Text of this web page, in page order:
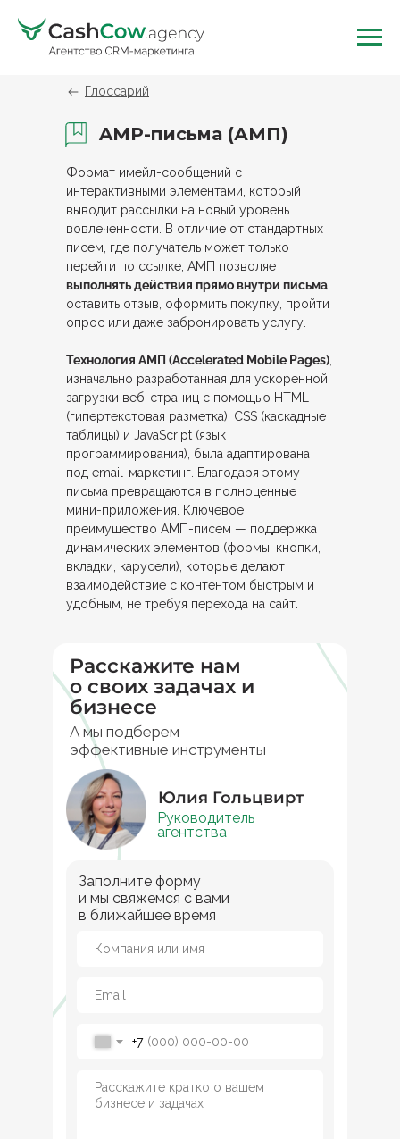
AMP-письма (АМП)
Формат имейл-сообщений с
интерактивными элементами, который
выводит рассылки на новый уровень
вовлеченности. В отличие от стандартных
писем, где получатель может только
перейти по ссылке, АМП позволяет
выполнять действия прямо внутри письма:
оставить отзыв, оформить покупку, пройти
опрос или даже забронировать услугу.
Технология АМП (Accelerated Mobile Pages)
изначально разработанная для ускоренной
загрузки веб-страниц с помощью HTML
(гипертекстовая разметка), CSS (каскадные
таблицы) и JavaScript (язык
программирования), была адаптирована
под email-маркетинг. Благодаря этому
письма превращаются в полноценные
мини-приложения. Ключевое
преимущество АМП-писем — поддержка
динамических элементов (формы, кнопки,
вкладки, карусели), которые делают
взаимодействие с контентом быстрым и
удобным, не требуя перехода на сайт.
Глоссарий
Заполните форму
и мы свяжемся с вами
в ближайшее время
+7
А мы подберем
эффективные инструменты
Расскажите нам
о своих задачах и
бизнесе
Юлия Гольцвирт
Руководитель
агентства